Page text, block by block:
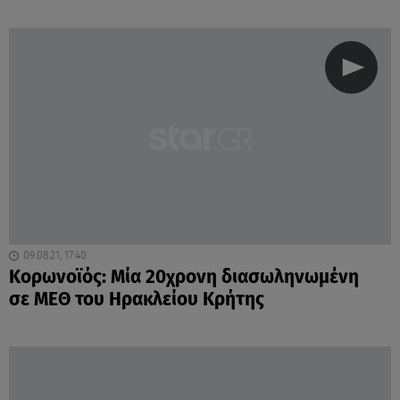
09.08.21, 17:40
Κορωνοϊός: Μία 20χρονη διασωληνωμένη
σε ΜΕΘ του Ηρακλείου Κρήτης